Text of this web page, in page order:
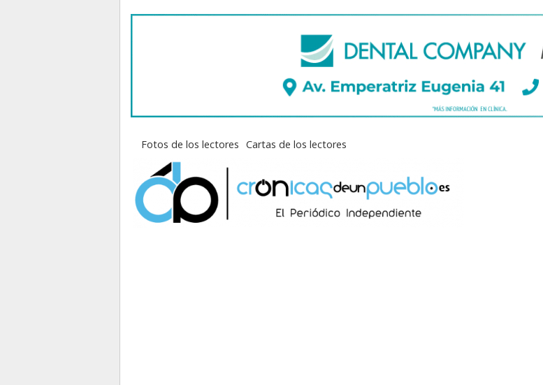
Fotos de los lectores Cartas de los lectores